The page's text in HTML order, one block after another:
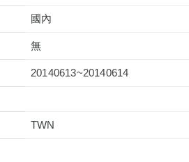
國內
無
20140613~20140614
TWN